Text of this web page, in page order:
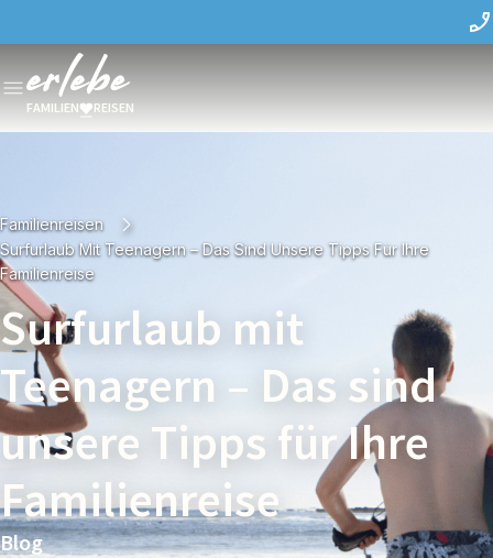
FAMILIEN REISEN
Familienreisen
Surfurlaub Mit Teenagern – Das Sind Unsere Tipps Für Ihre
Familienreise
Surfurlaub mit
Teenagern – Das sind
unsere Tipps für Ihre
Familienreise
Blog